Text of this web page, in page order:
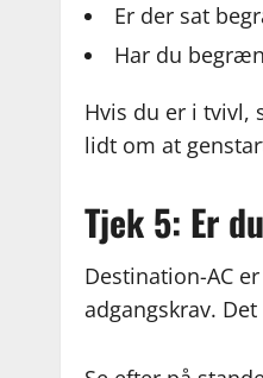
Er der sat
Har du
Hvis du er i tvivl,
lidt om at
Tjek 5: Er
Destination-AC
adgangskrav.